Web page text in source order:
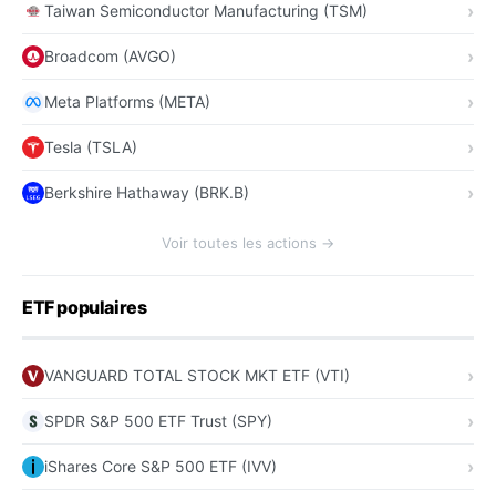
Taiwan Semiconductor Manufacturing (TSM)
Broadcom (AVGO)
Meta Platforms (META)
Tesla (TSLA)
Berkshire Hathaway (BRK.B)
Voir toutes les actions →
ETF populaires
VANGUARD TOTAL STOCK MKT ETF (VTI)
SPDR S&P 500 ETF Trust (SPY)
iShares Core S&P 500 ETF (IVV)